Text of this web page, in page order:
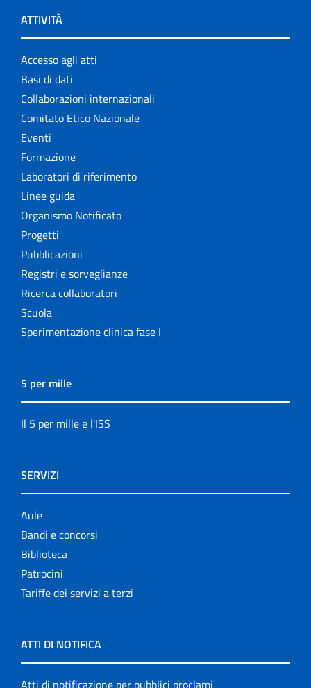
ATTIVITÀ
Accesso agli atti
Basi di dati
Collaborazioni internazionali
Comitato Etico Nazionale
Eventi
Formazione
Laboratori di riferimento
Linee guida
Organismo Notificato
Progetti
Pubblicazioni
Registri e sorveglianze
Ricerca collaboratori
Scuola
Sperimentazione clinica fase I
5 per mille
Il 5 per mille e l'ISS
SERVIZI
Aule
Bandi e concorsi
Biblioteca
Patrocini
Tariffe dei servizi a terzi
ATTI DI NOTIFICA
Atti di notificazione per pubblici proclami